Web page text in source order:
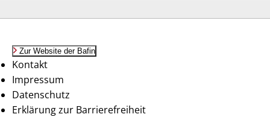
Zur Website der Bafin
Kontakt
Impressum
Datenschutz
Erklärung zur Barrierefreiheit